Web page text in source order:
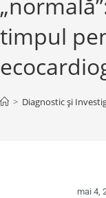
timpul
> Diagnostic și
mai 4,